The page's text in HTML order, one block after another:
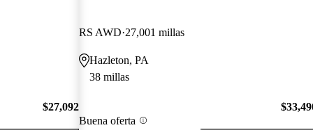
$27,092
RS AWD 27,001 millas
Hazleton, PA
38 millas
Buena oferta